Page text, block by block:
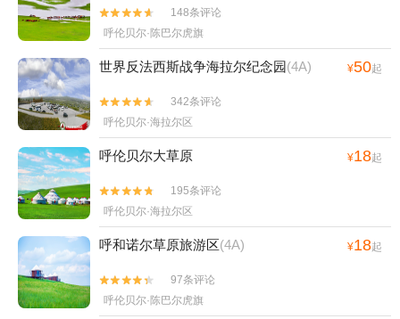


148条评论
呼伦贝尔·陈巴尔虎旗
世界反法西斯战争海拉尔纪念园(4A) ¥50起


342条评论
呼伦贝尔·海拉尔区
呼伦贝尔大草原 ¥18起


195条评论
呼伦贝尔·海拉尔区
呼和诺尔草原旅游区(4A) ¥18起


97条评论
呼伦贝尔·陈巴尔虎旗